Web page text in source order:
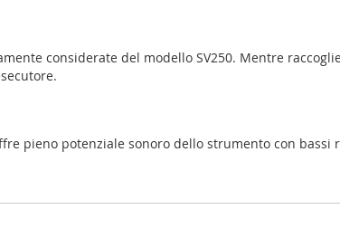
considerate del modello SV250. Mentre
pieno potenziale sonoro dello strumento con bassi